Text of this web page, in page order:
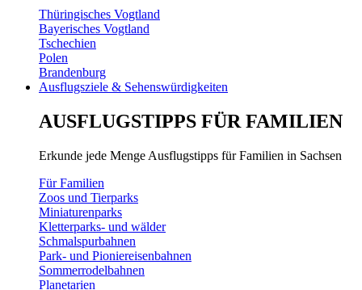
Thüringisches Vogtland
Bayerisches Vogtland
Tschechien
Polen
Brandenburg
Ausflugsziele & Sehenswürdigkeiten
AUSFLUGSTIPPS FÜR FAMILIEN
Erkunde jede Menge Ausflugstipps für Familien in Sachsen
Für Familien
Zoos und Tierparks
Miniaturenparks
Kletterparks- und wälder
Schmalspurbahnen
Park- und Pioniereisenbahnen
Sommerrodelbahnen
Planetarien